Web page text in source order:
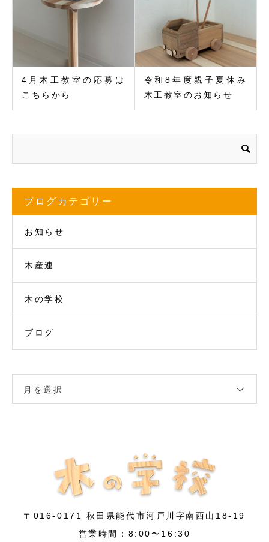
4月木工教室の応募は
こちらから
令和8年度親子夏休み
木工教室のお知らせ
ブログカテゴリー
お知らせ
木産連
木の学校
ブログ
月を選択
〒016-0171 秋田県能代市河戸川字南西山18-19
営業時間：8:00〜16:30